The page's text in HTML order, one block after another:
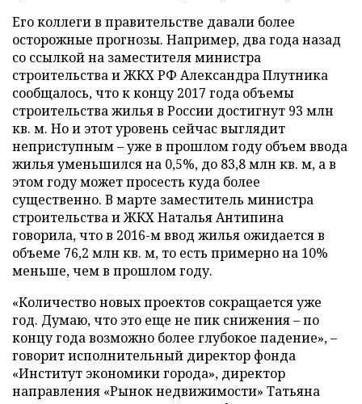
Его коллеги в правительстве давали более
осторожные прогнозы. Например, два года назад
со ссылкой на заместителя министра
строительства и ЖКХ РФ Александра Плутника
сообщалось, что к концу 2017 года объемы
строительства жилья в России достигнут 93 млн
кв. м. Но и этот уровень сейчас выглядит
неприступным – уже в прошлом году объем ввода
жилья уменьшился на 0,5%, до 83,8 млн кв. м, а в
этом году может просесть куда более
существенно. В марте заместитель министра
строительства и ЖКХ Наталья Антипина
говорила, что в 2016-м ввод жилья ожидается в
объеме 76,2 млн кв. м, то есть примерно на 10%
меньше, чем в прошлом году.
«Количество новых проектов сокращается уже
год. Думаю, что это еще не пик снижения – по
концу года возможно более глубокое падение», –
говорит исполнительный директор фонда
«Институт экономики города», директор
направления «Рынок недвижимости» Татьяна